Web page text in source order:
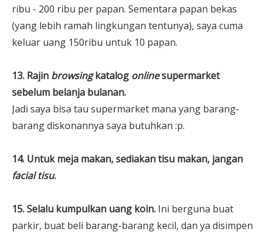
ribu - 200 ribu per papan. Sementara papan bekas
(yang lebih ramah lingkungan tentunya), saya cuma
keluar uang 150ribu untuk 10 papan.
13. Rajin browsingkatalog onlinesupermarket
sebelum belanja bulanan.
Jadi saya bisa tau supermarket mana yang barang-
barang diskonannya saya butuhkan :p.
14. Untuk meja makan, sediakan tisu makan, jangan
facial tisu.
15. Selalu kumpulkan uang koin. Ini berguna buat
parkir, buat beli barang-barang kecil, dan ya disimpen